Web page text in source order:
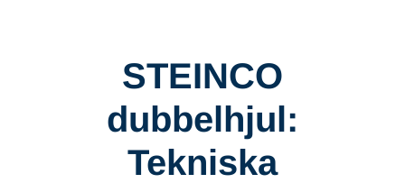
STEINCO
dubbelhjul:
Tekniska